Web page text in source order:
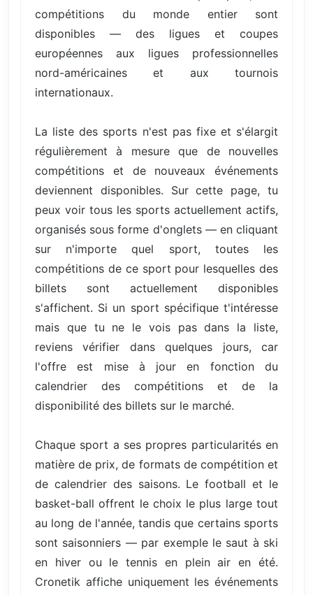
compétitions du monde entier sont
disponibles — des ligues et coupes
européennes aux ligues professionnelles
nord-américaines et aux tournois
internationaux.
La liste des sports n'est pas fixe et s'élargit
régulièrement à mesure que de nouvelles
compétitions et de nouveaux événements
deviennent disponibles. Sur cette page, tu
peux voir tous les sports actuellement actifs,
organisés sous forme d'onglets — en cliquant
sur n'importe quel sport, toutes les
compétitions de ce sport pour lesquelles des
billets sont actuellement disponibles
s'affichent. Si un sport spécifique t'intéresse
mais que tu ne le vois pas dans la liste,
reviens vérifier dans quelques jours, car
l'offre est mise à jour en fonction du
calendrier des compétitions et de la
disponibilité des billets sur le marché.
Chaque sport a ses propres particularités en
matière de prix, de formats de compétition et
de calendrier des saisons. Le football et le
basket-ball offrent le choix le plus large tout
au long de l'année, tandis que certains sports
sont saisonniers — par exemple le saut à ski
en hiver ou le tennis en plein air en été.
Cronetik affiche uniquement les événements